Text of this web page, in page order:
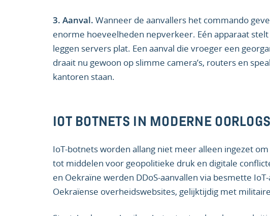
3. Aanval. Wanneer de aanvallers het commando
enorme hoeveelheden nepverkeer. Eén apparaat
leggen servers plat. Een aanval die vroeger een
draait nu gewoon op slimme camera’s, routers en
kantoren staan.
IOT BOTNETS IN MODERNE
IoT-botnets worden allang niet meer alleen ingezet
tot middelen voor geopolitieke druk en digitale
en Oekraïne werden DDoS-aanvallen via besmette
Oekraïense overheidswebsites, gelijktijdig met